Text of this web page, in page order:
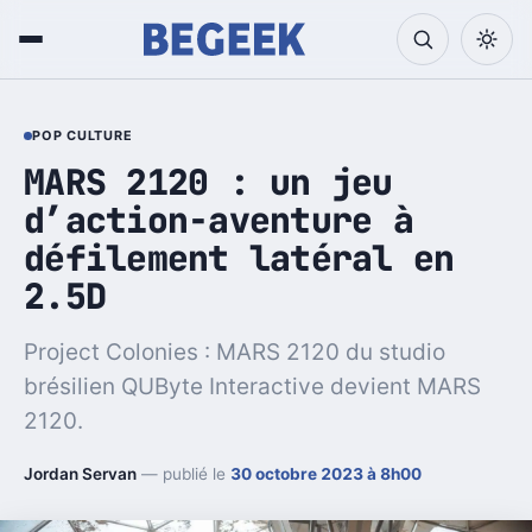
POP CULTURE
MARS 2120 : un jeu
d’action-aventure à
défilement latéral en
2.5D
Project Colonies : MARS 2120 du studio
brésilien QUByte Interactive devient MARS
2120.
Jordan Servan — publié le 30 octobre 2023 à 8h00